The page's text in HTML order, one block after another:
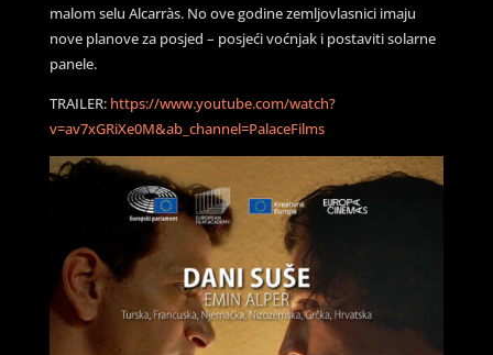
malom selu Alcarràs. No ove godine zemljovlasnici imaju
nove planove za posjed – posjeći voćnjak i postaviti solarne
panele.
TRAILER: https://www.youtube.com/watch?
v=av7xGRiXe0M&ab_channel=PalaceFilms